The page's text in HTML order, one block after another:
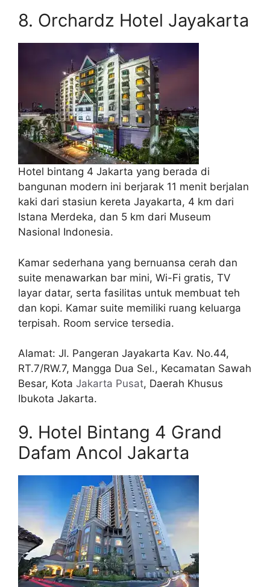
8. Orchardz Hotel Jayakarta
Hotel bintang 4 Jakarta yang berada di
bangunan modern ini berjarak 11 menit berjalan
kaki dari stasiun kereta Jayakarta, 4 km dari
Istana Merdeka, dan 5 km dari Museum
Nasional Indonesia.
Kamar sederhana yang bernuansa cerah dan
suite menawarkan bar mini, Wi-Fi gratis, TV
layar datar, serta fasilitas untuk membuat teh
dan kopi. Kamar suite memiliki ruang keluarga
terpisah. Room service tersedia.
Alamat: Jl. Pangeran Jayakarta Kav. No.44,
RT.7/RW.7, Mangga Dua Sel., Kecamatan Sawah
Besar, Kota Jakarta Pusat, Daerah Khusus
Ibukota Jakarta.
9. Hotel Bintang 4 Grand
Dafam Ancol Jakarta